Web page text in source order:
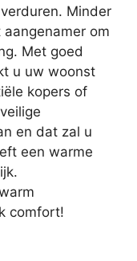
Minder
om
Met goed
u uw woonst
kopers of
en dat zal u
een warme
comfort!